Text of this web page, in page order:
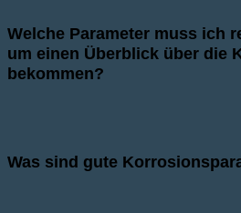
Welche Parameter muss ich
um einen Überblick über die
bekommen?
Was sind gute